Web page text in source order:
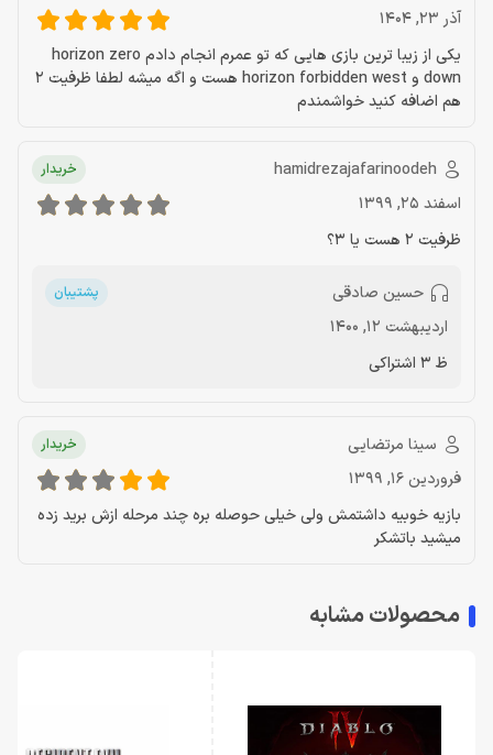
آذر 23, 1404
یکی از زیبا ترین بازی هایی که تو عمرم انجام دادم horizon zero
down و horizon forbidden west هست و اگه میشه لطفا ظرفیت 2
هم اضافه کنید خواشمندم
hamidrezajafarinoodeh خریدار
اسفند 25, 1399
ظرفیت 2 هست یا 3؟
حسین صادقی پشتیبان
اردیبهشت 12, 1400
ظ 3 اشتراکی
سینا مرتضایی خریدار
فروردین 16, 1399
بازیه خوبیه داشتمش ولی خیلی حوصله بره چند مرحله ازش برید زده
میشید باتشکر
محصولات مشابه